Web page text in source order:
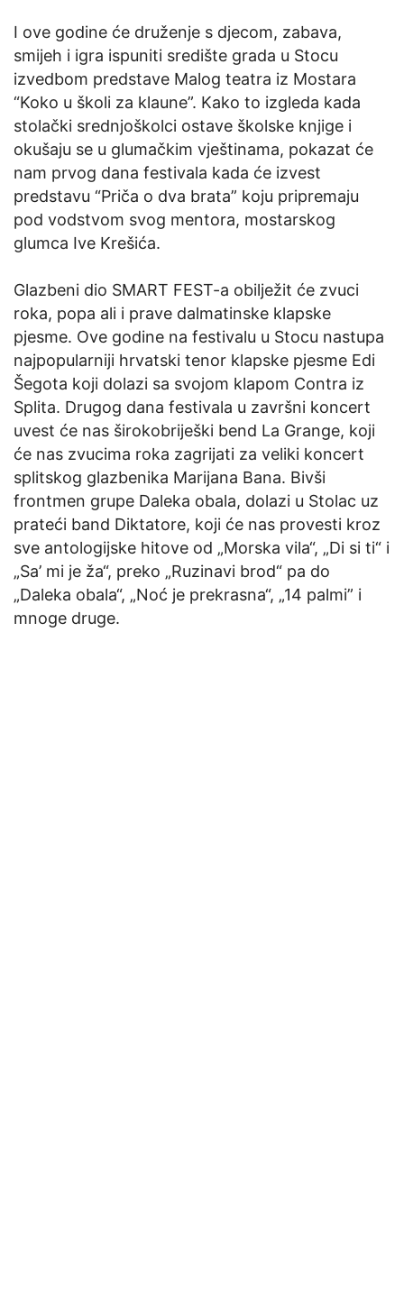
I ove godine će druženje s djecom, zabava,
smijeh i igra ispuniti središte grada u Stocu
izvedbom predstave Malog teatra iz Mostara
“Koko u školi za klaune”. Kako to izgleda kada
stolački srednjoškolci ostave školske knjige i
okušaju se u glumačkim vještinama, pokazat će
nam prvog dana festivala kada će izvest
predstavu “Priča o dva brata” koju pripremaju
pod vodstvom svog mentora, mostarskog
glumca Ive Krešića.
Glazbeni dio SMART FEST-a obilježit će zvuci
roka, popa ali i prave dalmatinske klapske
pjesme. Ove godine na festivalu u Stocu nastupa
najpopularniji hrvatski tenor klapske pjesme Edi
Šegota koji dolazi sa svojom klapom Contra iz
Splita. Drugog dana festivala u završni koncert
uvest će nas širokobriješki bend La Grange, koji
će nas zvucima roka zagrijati za veliki koncert
splitskog glazbenika Marijana Bana. Bivši
frontmen grupe Daleka obala, dolazi u Stolac uz
prateći band Diktatore, koji će nas provesti kroz
sve antologijske hitove od „Morska vila“, „Di si ti“ i
„Sa’ mi je ža“, preko „Ruzinavi brod“ pa do
„Daleka obala“, „Noć je prekrasna“, „14 palmi” i
mnoge druge.